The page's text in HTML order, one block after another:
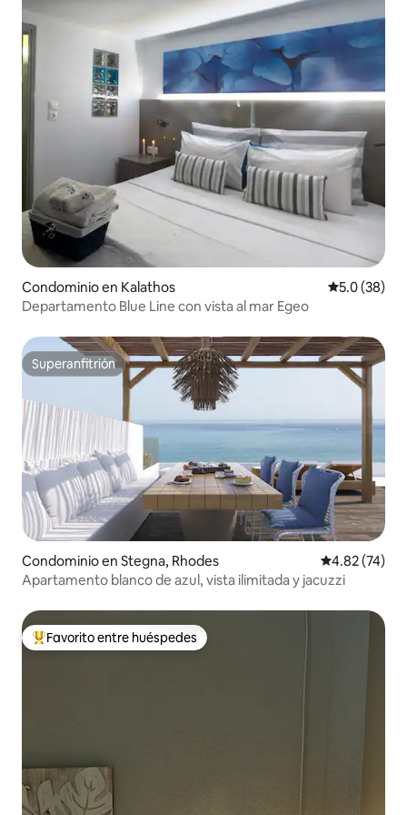
Condominio en Kalathos Calificación
5.0 (38)
Departamento Blue Line con vista al mar Egeo
Superanfitrión
Superanfitrión
Condominio en Stegna, Rhodes Calificación
4.82 (74)
Apartamento blanco de azul, vista ilimitada y jacuzzi
De los mejores en Favorito entre huéspedes
Favorito entre huéspedes